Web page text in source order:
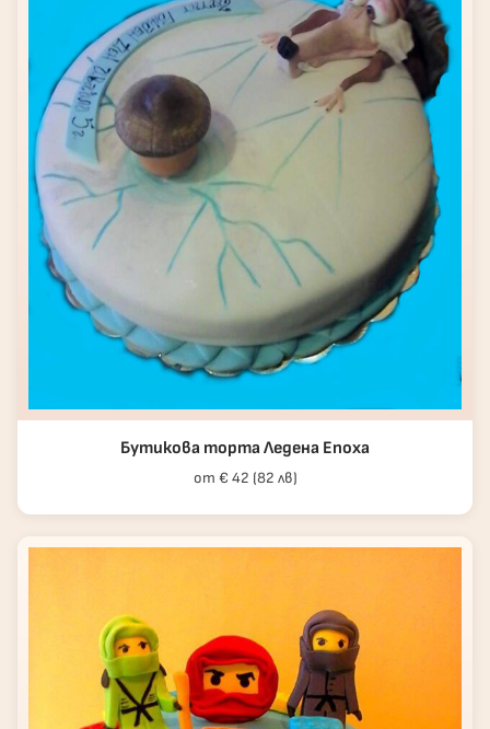
Бутикова торта Ледена Епоха
от € 42 (82 лв)